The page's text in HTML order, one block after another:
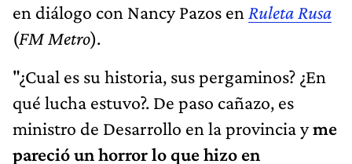
en diálogo con Nancy Pazos en Ruleta Rusa
(FM Metro).
"¿Cual es su historia, sus pergaminos? ¿En
qué lucha estuvo?. De paso cañazo, es
ministro de Desarrollo en la provincia yme
pareció un horror lo que hizo en